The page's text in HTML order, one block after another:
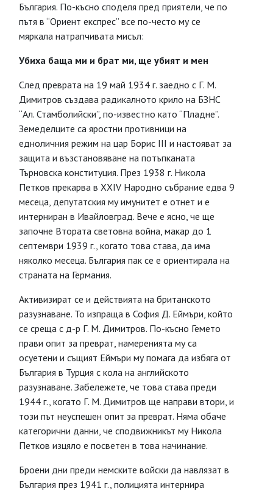
България. По-късно споделя пред приятели, че по
пътя в “Ориент експрес” все по-често му се
мяркала натрапчивата мисъл:
Убиха баща ми и брат ми, ще убият и мен
След преврата на 19 май 1934 г. заедно с Г. М.
Димитров създава радикалното крило на БЗНС
“Ал. Стамболийски”, по-известно като “Пладне”.
Земеделците са яростни противници на
едноличния режим на цар Борис III и настояват за
защита и възстановяване на потъпканата
Търновска конституция. През 1938 г. Никола
Петков прекарва в ХХIV Народно събрание едва 9
месеца, депутатския му имунитет е отнет и е
интерниран в Ивайловград. Вече е ясно, че ще
започне Втората световна война, макар до 1
септември 1939 г., когато това става, да има
няколко месеца. България пак се е ориентирала на
страната на Германия.
Активизират се и действията на британското
разузнаване. То изпраща в София Д. Еймъри, който
се среща с д-р Г. М. Димитров. По-късно Гемето
прави опит за преврат, намеренията му са
осуетени и същият Еймъри му помага да избяга от
България в Турция с кола на английското
разузнаване. Забележете, че това става преди
1944 г., когато Г. М. Димитров ще направи втори, и
този път неуспешен опит за преврат. Няма обаче
категорични данни, че сподвижникът му Никола
Петков изцяло е посветен в това начинание.
Броени дни преди немските войски да навлязат в
България през 1941 г., полицията интернира